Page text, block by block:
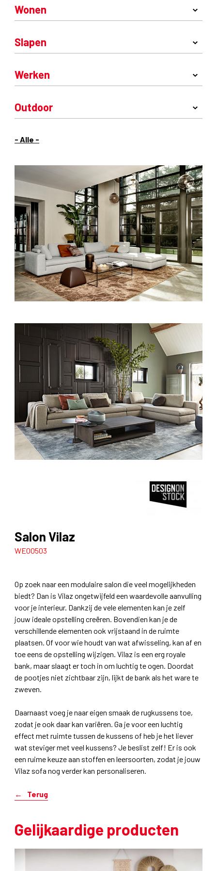
- Alle -
Wonen
Slapen
Werken
Outdoor
Salon Vilaz
WE00503
Op zoek naar een modulaire salon die veel mogelijkheden
biedt? Dan is Vilaz ongetwijfeld een waardevolle aanvulling
voor je interieur. Dankzij de vele elementen kan je zelf
jouw ideale opstelling creëren. Bovendien kan je de
verschillende elementen ook vrijstaand in de ruimte
plaatsen. Of voor wie houdt van wat afwisseling, kan af en
toe eens de opstelling wijzigen. Vilaz is een erg royale
bank, maar slaagt er toch in om luchtig te ogen. Doordat
de pootjes niet zichtbaar zijn, lijkt de bank als het ware te
zweven.
Daarnaast voeg je naar eigen smaak de rugkussens toe,
zodat je ook daar kan variëren. Ga je voor een luchtig
effect met ruimte tussen de kussens of heb je het liever
wat steviger met veel kussens? Je beslist zelf! Er is ook
een ruime keuze aan stoffen en leersoorten, zodat je jouw
Vilaz sofa nog verder kan personaliseren.
Terug
Gelijkaardige producten